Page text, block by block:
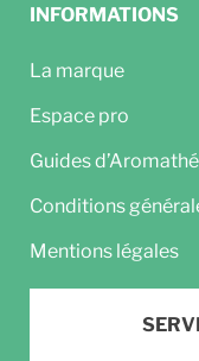
INFORMATIONS
La marque
Espace pro
Guides
Conditions
Mentions légales